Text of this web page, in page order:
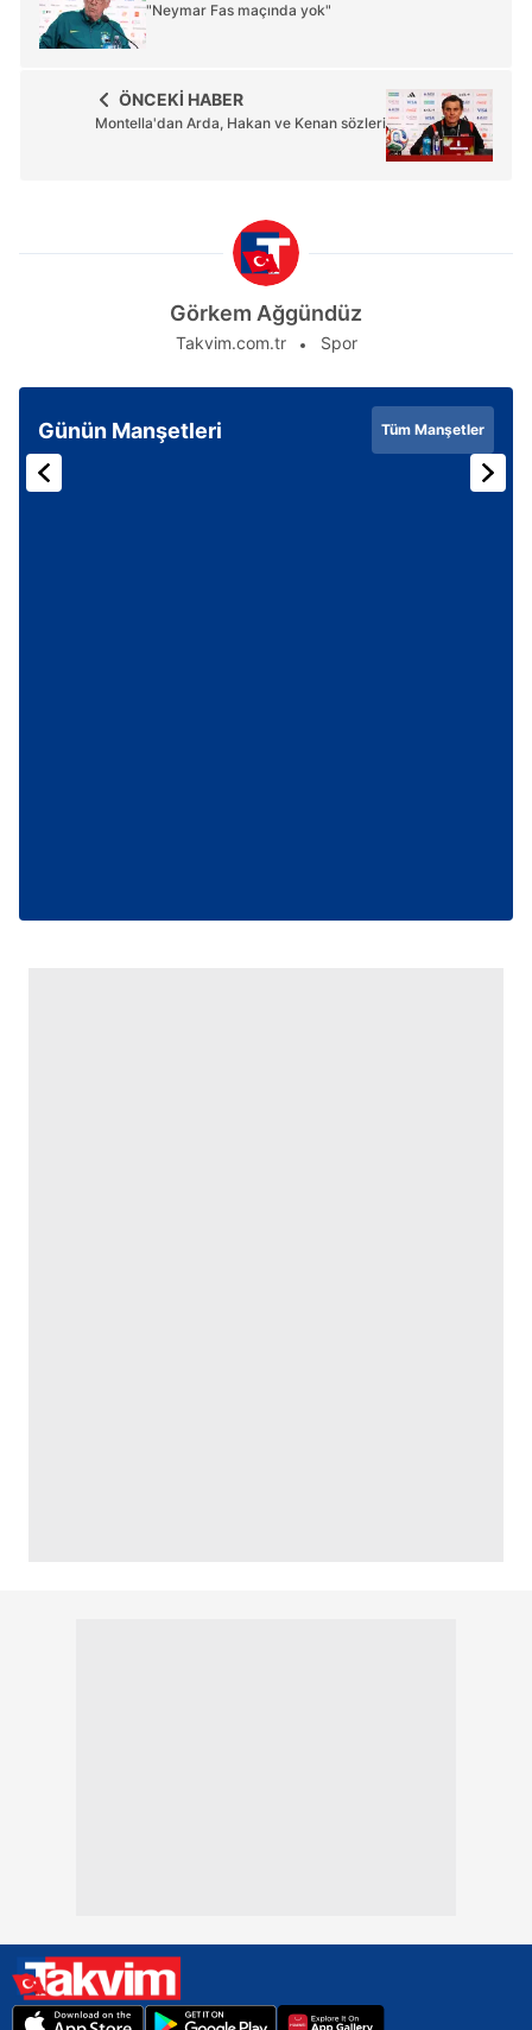
"Neymar Fas maçında yok"
ÖNCEKİ HABER
Montella'dan Arda, Hakan ve Kenan sözleri
Görkem Ağgündüz
Takvim.com.tr Spor
Günün Manşetleri Tüm Manşetler